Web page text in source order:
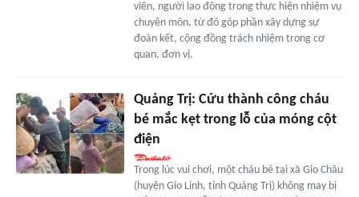
viên, người lao động trong thực hiện nhiệm vụ
chuyên môn, từ đó góp phần xây dựng sự
đoàn kết, cộng đồng trách nhiệm trong cơ
quan, đơn vị.
Quảng Trị: Cứu thành công cháu
bé mắc kẹt trong lỗ của móng cột
điện
Trong lúc vui chơi, một cháu bé tại xã Gio Châu
(huyện Gio Linh, tỉnh Quảng Trị) không may bị